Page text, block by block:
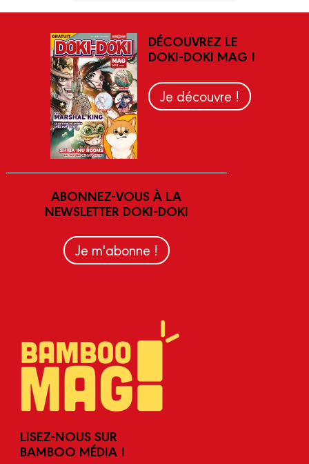
DÉCOUVREZ LE
DOKI-DOKI MAG !
Je découvre !
ABONNEZ-VOUS À LA
NEWSLETTER DOKI-DOKI
Je m'abonne !
LISEZ-NOUS SUR
BAMBOO MÉDIA !